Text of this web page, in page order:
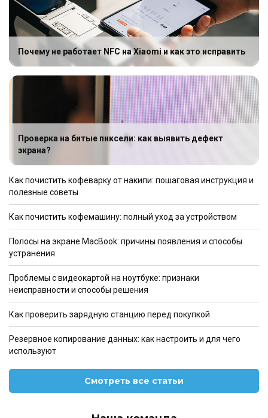
Почему не работает NFC на Xiaomi и как это исправить
Проверка на битые пиксели: как выявить дефект
экрана?
Как почистить кофеварку от накипи: пошаговая инструкция и
полезные советы
Как почистить кофемашину: полный уход за устройством
Полосы на экране MacBook: причины появления и способы
устранения
Проблемы с видеокартой на ноутбуке: признаки
неисправности и способы решения
Как проверить зарядную станцию перед покупкой
Резервное копирование данных: как настроить и для чего
используют
Смотреть все статьи